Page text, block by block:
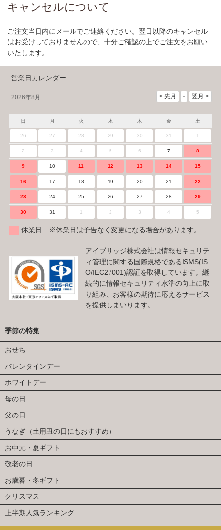
キャンセルについて
ご注文当日内にメールでご連絡ください。翌日以降のキャンセル
はお受けしておりませんので、十分ご確認の上でご注文をお願い
いたします。
営業日カレンダー
2026年8月
日 月 火 水 木 金 土
26 27 28 29 30 31 1
2 3 4 5 6 7 8
9 10 11 12 13 14 15
16 17 18 19 20 21 22
23 24 25 26 27 28 29
30 31 1 2 3 4 5
休業日 ※休業日は予告なく変更になる場合があります。
アイブリッジ株式会社は情報セキュリテ
ィ管理に関する国際規格であるISMS(IS
O/IEC27001)認証を取得しています。継
続的に情報セキュリティ水準の向上に取
り組み、お客様の期待に応えるサービス
を提供しまいります。
季節の特集
おせち
バレンタインデー
ホワイトデー
母の日
父の日
うなぎ（土用丑の日にもおすすめ）
お中元・夏ギフト
敬老の日
お歳暮・冬ギフト
クリスマス
上半期人気ランキング